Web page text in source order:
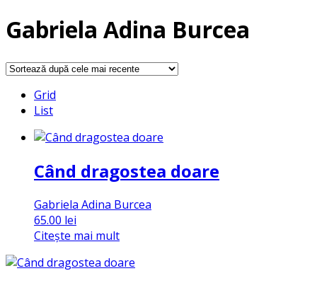
Gabriela Adina Burcea
Grid
List
Când dragostea doare
Gabriela Adina Burcea
65.00 lei
Citește mai mult